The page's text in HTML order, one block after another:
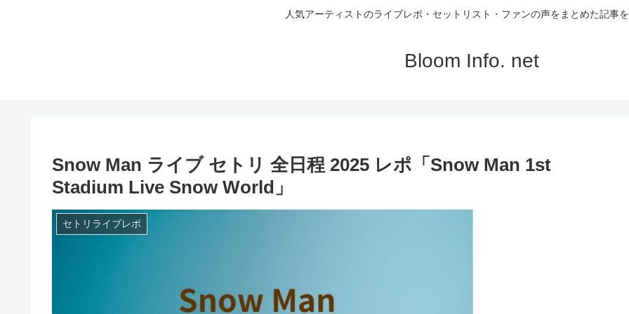
人気アーティストのライブレポ・セットリスト・ファンの声をまとめた記事
Bloom Info. net
Snow Man ライブ セトリ 全日程 2025 レポ「Snow Man 1st
Stadium Live Snow World」
セトリライブレポ